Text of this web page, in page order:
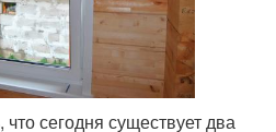
сегодня существует два